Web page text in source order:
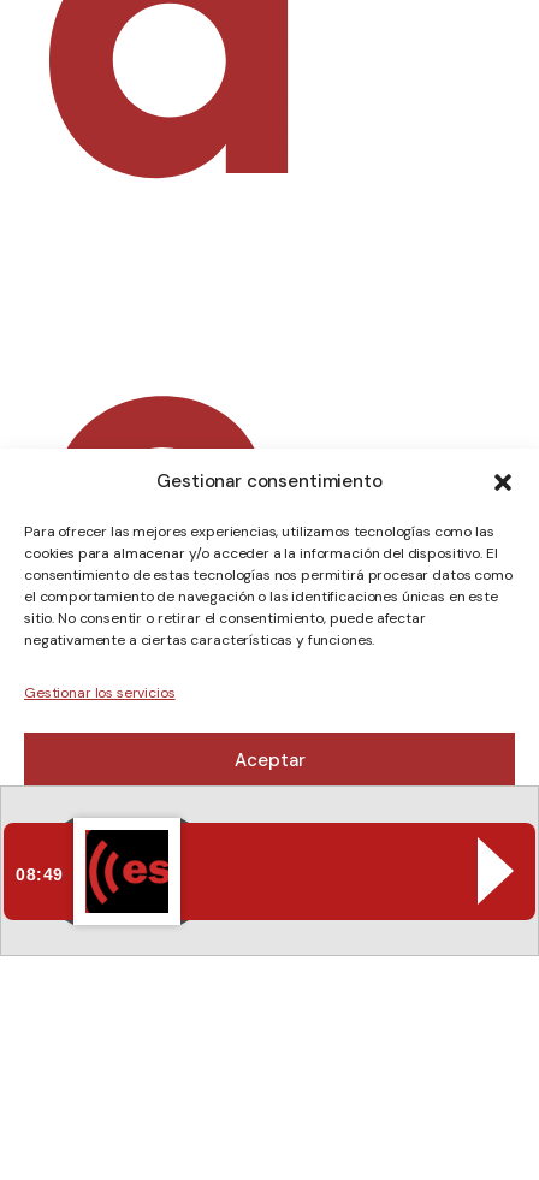
Gestionar consentimiento
Para ofrecer las mejores experiencias, utilizamos tecnologías como las
cookies para almacenar y/o acceder a la información del dispositivo. El
consentimiento de estas tecnologías nos permitirá procesar datos como
el comportamiento de navegación o las identificaciones únicas en este
sitio. No consentir o retirar el consentimiento, puede afectar
negativamente a ciertas características y funciones.
Gestionar los servicios
Aceptar
Política de cookies
e
ta
08:49